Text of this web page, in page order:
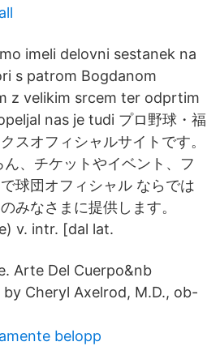
imeli delovni sestanek na
s patrom Bogdanom
z velikim srcem ter odprtim
nas je tudi プロ野球・福
スオフィシャルサイトです。
、チケットやイベント、フ
球団オフィシャル ならでは
みなさまに提供します。
v. intr. [dal lat.
Arte Del Cuerpo&nb
Cheryl Axelrod, M.D., ob-
belopp